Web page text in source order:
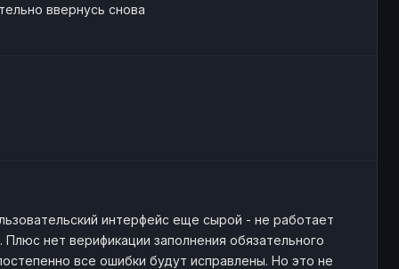
ввернусь снова
интерфейс еще сырой - не работает
нет верификации заполнения обязательного
все ошибки будут исправлены. Но это не